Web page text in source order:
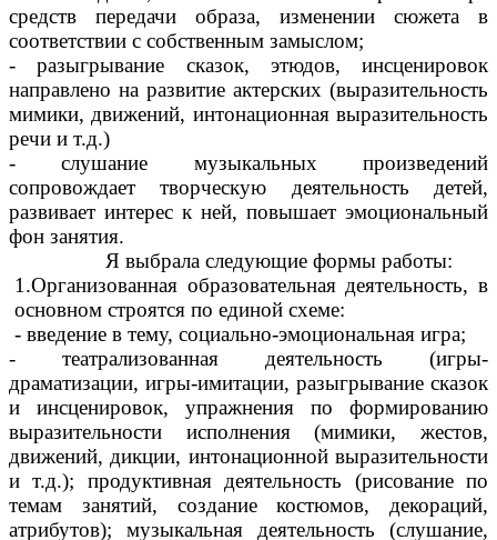
средств передачи образа, изменении сюжета в
соответствии с собственным замыслом;
- разыгрывание сказок, этюдов, инсценировок
направлено на развитие актерских (выразительность
мимики, движений, интонационная выразительность
речи и т.д.)
- слушание музыкальных произведений
сопровождает творческую деятельность детей,
развивает интерес к ней, повышает эмоциональный
фон занятия.
Я выбрала следующие формы работы:
1.Организованная образовательная деятельность, в
основном строятся по единой схеме:
- введение в тему, социально-эмоциональная игра;
- театрализованная деятельность (игры-
драматизации, игры-имитации, разыгрывание сказок
и инсценировок, упражнения по формированию
выразительности исполнения (мимики, жестов,
движений, дикции, интонационной выразительности
и т.д.); продуктивная деятельность (рисование по
темам занятий, создание костюмов, декораций,
атрибутов); музыкальная деятельность (слушание,